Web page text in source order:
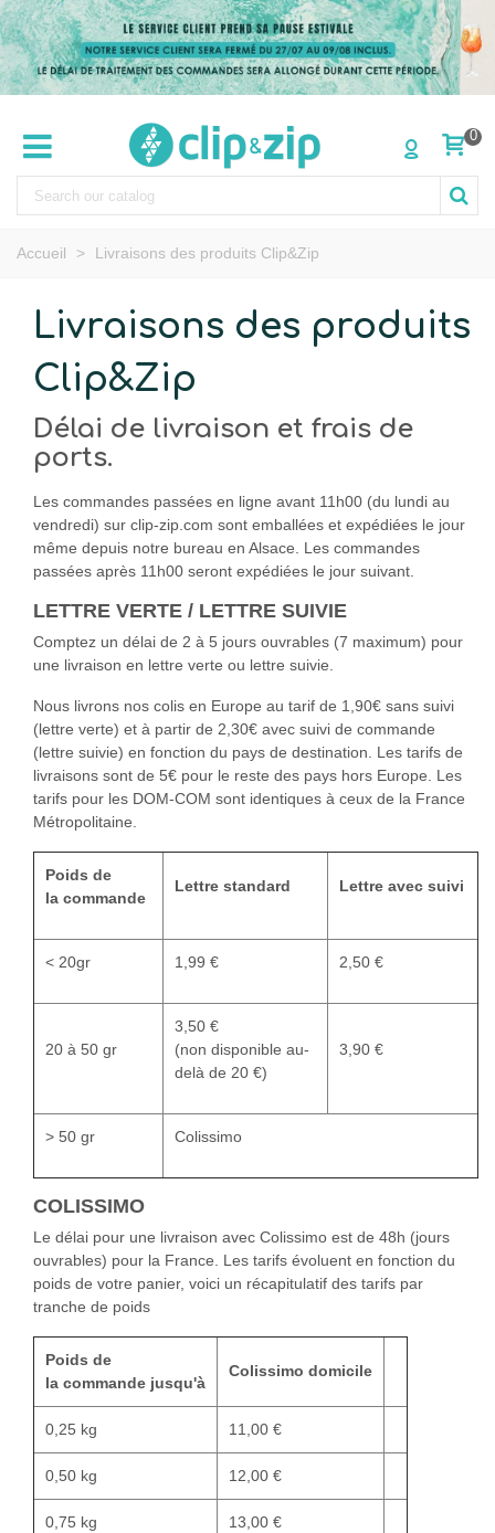
0
Accueil > Livraisons des produits Clip&Zip
Livraisons des produits
Clip&Zip
Délai de livraison et frais de
ports.
Les commandes passées en ligne avant 11h00 (du lundi au
vendredi) sur clip-zip.com sont emballées et expédiées le jour
même depuis notre bureau en Alsace. Les commandes
passées après 11h00 seront expédiées le jour suivant.
LETTRE VERTE / LETTRE SUIVIE
Comptez un délai de 2 à 5 jours ouvrables (7 maximum) pour
une livraison en lettre verte ou lettre suivie.
Nous livrons nos colis en Europe au tarif de 1,90€ sans suivi
(lettre verte) et à partir de 2,30€ avec suivi de commande
(lettre suivie) en fonction du pays de destination. Les tarifs de
livraisons sont de 5€ pour le reste des pays hors Europe. Les
tarifs pour les DOM-COM sont identiques à ceux de la France
Métropolitaine.
Poids de
la commande
Lettre standard Lettre avec suivi
< 20gr 1,99 € 2,50 €
20 à 50 gr
3,50 €
(non disponible au-
delà de 20 €)
3,90 €
> 50 gr Colissimo
COLISSIMO
Le délai pour une livraison avec Colissimo est de 48h (jours
ouvrables) pour la France. Les tarifs évoluent en fonction du
poids de votre panier, voici un récapitulatif des tarifs par
tranche de poids
Poids de
la commande jusqu'à
Colissimo domicile
0,25 kg 11,00 €
0,50 kg 12,00 €
0,75 kg 13,00 €